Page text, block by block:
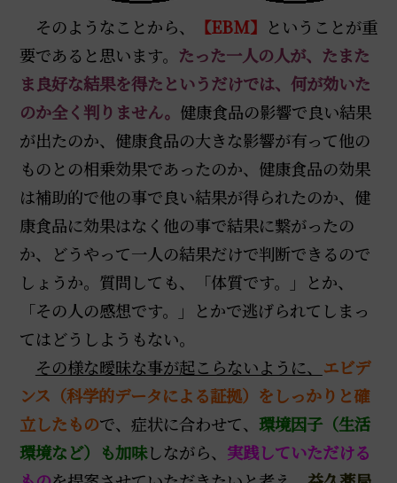
そのようなことから、 【EBM】 ということが重
要であると思います。 たった一人の人が、たまた
ま良好な結果を得たというだけでは、何が効いた
のか全く判りません。 健康食品の影響で良い結果
が出たのか、健康食品の大きな影響が有って他の
ものとの相乗効果であったのか、健康食品の効果
は補助的で他の事で良い結果が得られたのか、健
康食品に効果はなく他の事で結果に繋がったの
か、どうやって一人の結果だけで判断できるので
しょうか。質問しても、「体質です。」とか、
「その人の感想です。」とかで逃げられてしまっ
てはどうしようもない。
その様な曖昧な事が起こらないように、 エビデ
ンス（科学的データによる証拠）をしっかりと確
立したもので、症状に合わせて、 環境因子（生活
環境など）も加味しながら、 実践していただける